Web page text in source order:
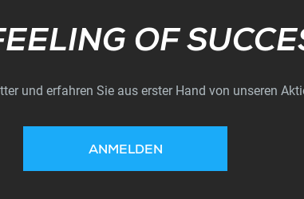
Subscribe
OF
und erfahren Sie aus erster Hand von unseren
ANMELDEN